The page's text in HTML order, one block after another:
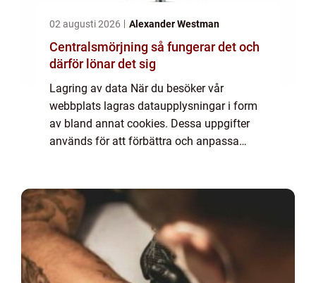
02 augusti 2026 Alexander Westman
Centralsmörjning så fungerar det och
därför lönar det sig
Lagring av data När du besöker vår
webbplats lagras dataupplysningar i form
av bland annat cookies. Dessa uppgifter
används för att förbättra och anpassa
att vi...